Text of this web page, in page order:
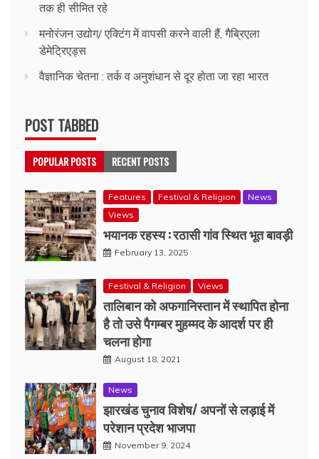
तक ही सीमित रहे
मनोरंजन उद्योग/ एक्टिंग में वापसी करने वाली हैं, गैब्रिएला
डेमेट्रिएड्स
वैज्ञानिक चेतना : तर्क व अनुशंधान से दूर होता जा रहा भारत
POST TABBED
POPULAR POSTS RECENT POSTS
Features Festival & Religion
News
Views
भयानक रहस्य : रठासी गांव स्थित भूत बावड़ी
February 13, 2025
Festival & Religion Views
तालिबान को अफगानिस्तान में स्थापित होना
है तो उसे पैगम्बर मुहम्मद के आदर्श पर ही
चलना होगा
August 18, 2021
News
झारखंड चुनाव विशेष/ अपनों से लड़ाई में
परेशान प्रदेश भाजपा
November 9, 2024